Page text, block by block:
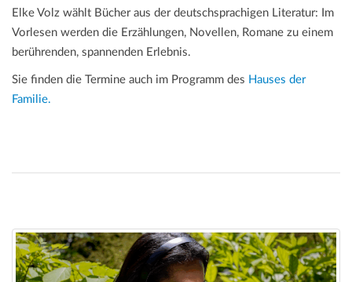
Elke Volz wählt Bücher aus der deutschsprachigen Literatur: Im
Vorlesen werden die Erzählungen, Novellen, Romane zu einem
berührenden, spannenden Erlebnis.
Sie finden die Termine auch im Programm des Hauses der
Familie.